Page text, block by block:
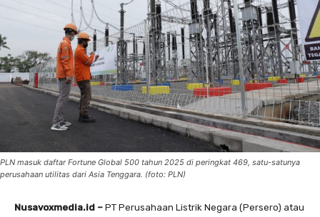
PLN masuk daftar Fortune Global 500 tahun 2025 di peringkat 469, satu-satunya
perusahaan utilitas dari Asia Tenggara. (foto: PLN)
Nusavoxmedia.id – PT Perusahaan Listrik Negara (Persero) atau